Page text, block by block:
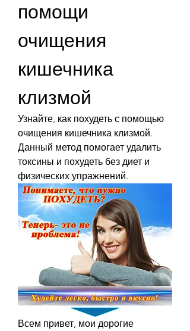
помощи
очищения
кишечника
клизмой
Узнайте, как похудеть с помощью
очищения кишечника клизмой.
Данный метод помогает удалить
токсины и похудеть без диет и
физических упражнений.
Всем привет, мои дорогие